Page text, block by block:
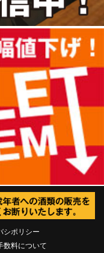
シポリシー
数料について